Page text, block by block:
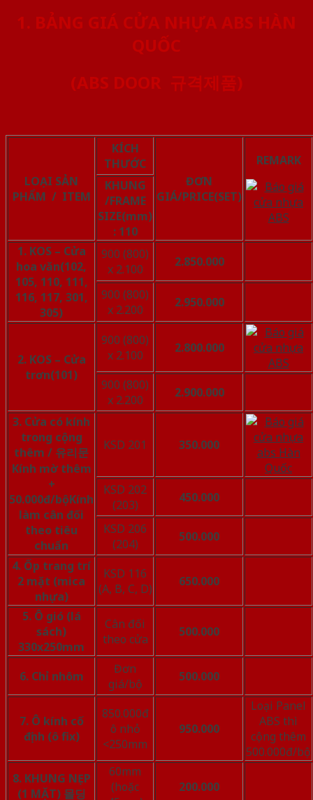
1. BẢNG GIÁ CỬA NHỰA ABS HÀN
QUỐC
(ABS DOOR 규격제품)
LOẠI SẢN
PHẨM / ITEM
KÍCH
THƯỚC
ĐƠN
GIÁ/PRICE(SET)
REMARK
KHUNG
/FRAME
SIZE(mm)
: 110
1. KOS – Cửa
hoa văn(102,
105, 110, 111,
116, 117, 301,
305)
900 (800)
x 2.100
2.850.000
900 (800)
x 2.200
2.950.000
2. KOS – Cửa
trơn(101)
900 (800)
x 2.100
2.800.000
900 (800)
x 2.200
2.900.000
3. Cửa có kính
trong cộng
thêm / 유리문
Kính mờ thêm
+
50.000đ/bộKính
làm cân đối
theo tiêu
chuẩn
KSD 201 350.000
KSD 202
(203)
450.000
KSD 206
(204)
500.000
4. Ốp trang trí
2 mặt (mica
nhựa)
KSD 116
(A, B, C, D)
650.000
5. Ô gió (lá
sách)
330x250mm
Cân đối
theo cửa
500.000
6. Chỉ nhôm
Đơn
giá/bộ
500.000
7. Ô kính cố
định (ô fix)
850.000đ
ô nhỏ
<250mm
950.000
Loại Panel
ABS thì
cộng thêm
500.000đ/bộ
8. KHUNG NẸP
(1 MẶT) 몰딩
60mm
(hoặc
200.000